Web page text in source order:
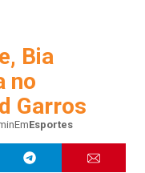
Bia
no
Garros
EmEsportes